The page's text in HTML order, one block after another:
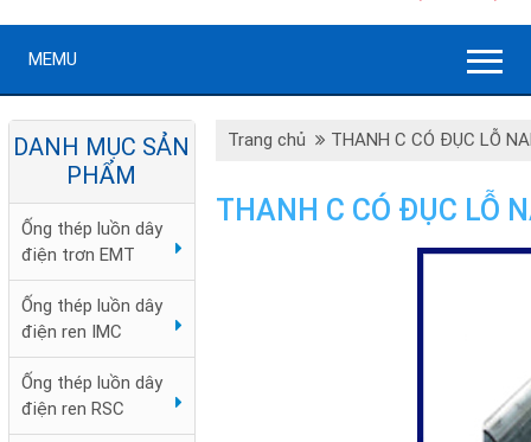
MEMU
Trang chủ THANH C CÓ ĐỤC LỖ
THANH C CÓ ĐỤC LỖ
DANH MỤC SẢN
PHẨM
Ống thép luồn dây
điện trơn EMT
Ống thép luồn dây
điện ren IMC
Ống thép luồn dây
điện ren RSC